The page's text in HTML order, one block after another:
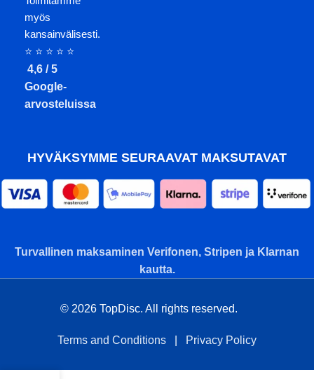
myös
kansainvälisesti.
⭐ ⭐ ⭐ ⭐ ⭐
4,6 / 5
Google-
arvosteluissa
HYVÄKSYMME SEURAAVAT MAKSUTAVAT
Turvallinen maksaminen Verifonen, Stripen ja Klarnan
kautta.
© 2026 TopDisc. All rights reserved.
Terms and Conditions Privacy Policy